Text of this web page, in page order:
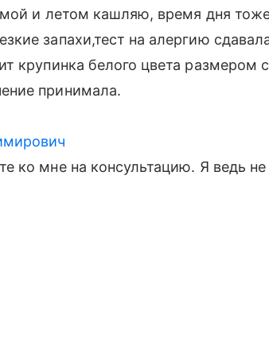
и летом кашляю, время дня
запахи,тест на алергию
крупинка белого цвета размером с
принимала.
ко мне на консультацию. Я ведь